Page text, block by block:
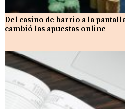
Del casino de barrio a la
cambió las apuestas online